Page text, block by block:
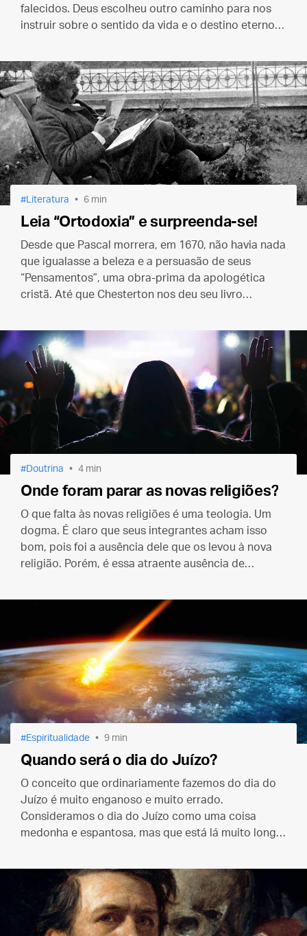
falecidos. Deus escolheu outro caminho para nos
instruir sobre o sentido da vida e o destino eterno
Literatura 6 min
Leia “Ortodoxia” e surpreenda-se!
Desde que Pascal morrera, em 1670, não havia nada
que igualasse a beleza e a persuasão de seus
“Pensamentos”, uma obra-prima da apologética
cristã. Até que Chesterton nos deu seu livro
Doutrina 4 min
Onde foram parar as novas religiões?
O que falta às novas religiões é uma teologia. Um
dogma. É claro que seus integrantes acham isso
bom, pois foi a ausência dele que os levou à nova
religião. Porém, é essa atraente ausência de
Espiritualidade 9 min
Quando será o dia do Juízo?
O conceito que ordinariamente fazemos do dia do
Juízo é muito enganoso e muito errado.
Consideramos o dia do Juízo como uma coisa
medonha e espantosa, mas que está lá muito longe,